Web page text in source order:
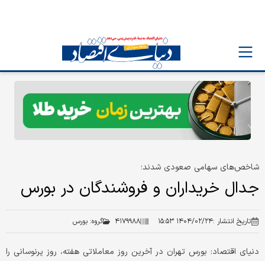
شاخص‌های سهامی صعودی شدند؛
جدال خریداران و فروشندگان در بورس
تاریخ انتشار :۱۴۰۴/۰۲/۲۴ ۱۵:۵۳ ۴۱۷۹۹۸۸ گروه: بورس
دنیای اقتصاد: بورس تهران در آخرین روز معاملاتی هفته، روز پرنوسانی را